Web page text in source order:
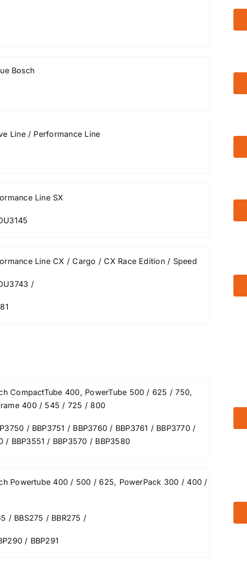
Bosch
Line / Performance Line
Line SX
Line CX / Cargo / CX Race Edition / Speed
/
CompactTube 400, PowerTube 500 / 625 / 750,
400 / 545 / 725 / 800
/ BBP3751 / BBP3760 / BBP3761 / BBP3770 /
/ BBP3551 / BBP3570 / BBP3580
Powertube 400 / 500 / 625, PowerPack 300 / 400 /
/ BBS275 / BBR275 /
/ BBP291